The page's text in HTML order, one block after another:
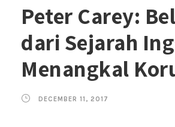
Peter Carey:
dari Sejarah
Menangkal
DECEMBER 11, 2017